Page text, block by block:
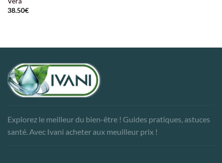
38.50€
Explorez le meilleur du bien-être ! Guides pratiques, astuces
santé. Avec Ivani acheter aux meuilleur prix !